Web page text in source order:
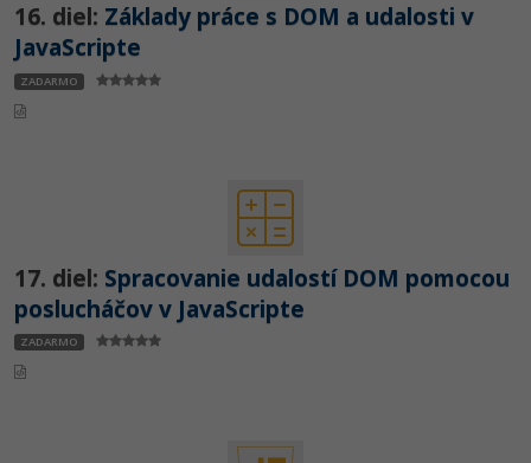
16. diel: Základy práce s DOM a udalosti v
JavaScripte
ZADARMO
17. diel: Spracovanie udalostí DOM pomocou
poslucháčov v JavaScripte
ZADARMO